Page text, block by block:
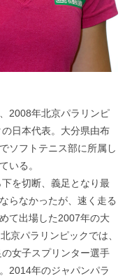
2008年北京パラリンピ
日本代表。大分県由布
ソフトテニス部に所属し
いる。
を切断、義足となり最
らなかったが、速く走る
て出場した2007年の大
京パラリンピックでは、
女子スプリンター選手
2014年のジャパンパラ